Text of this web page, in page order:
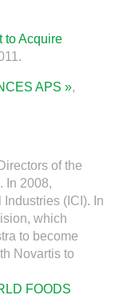
to Acquire
APS »,
of the
In 2008,
(ICI). In
which
to become
Novartis to
FOODS